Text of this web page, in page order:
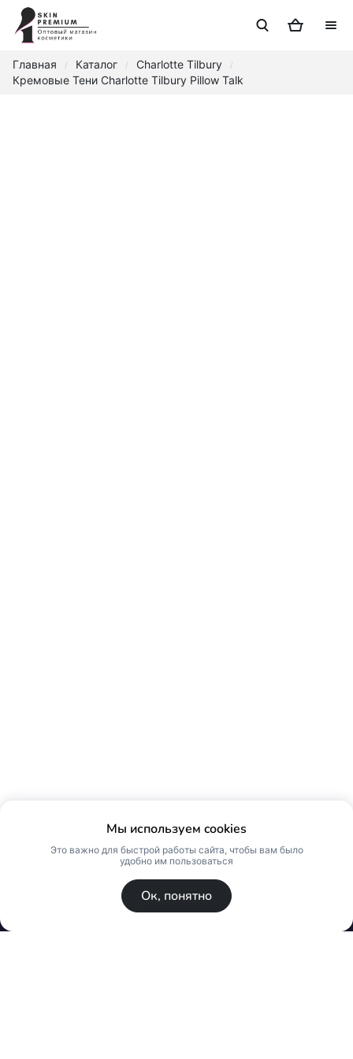
Главная / Каталог / Charlotte Tilbury /
Кремовые Тени Charlotte Tilbury Pillow Talk
Мы используем cookies
Это важно для быстрой работы сайта, чтобы вам было
удобно им пользоваться
Ок, понятно